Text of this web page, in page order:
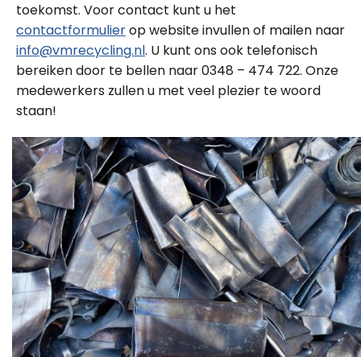
toekomst. Voor contact kunt u het
contactformulierop website invullen of mailen naar
info@vmrecycling.nl. U kunt ons ook telefonisch
bereiken door te bellen naar 0348 – 474 722. Onze
medewerkers zullen u met veel plezier te woord
staan!